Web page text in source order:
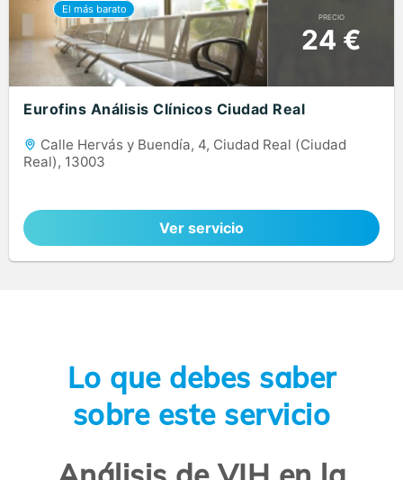
PRECIO
24 €
Eurofins Análisis Clínicos Ciudad Real
Calle Hervás y Buendía, 4, Ciudad Real (Ciudad
Real), 13003
Ver servicio
Lo que debes saber
sobre este servicio